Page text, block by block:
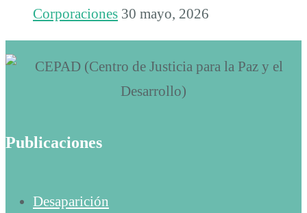
Corporaciones 30 mayo, 2026
Publicaciones
Desaparición